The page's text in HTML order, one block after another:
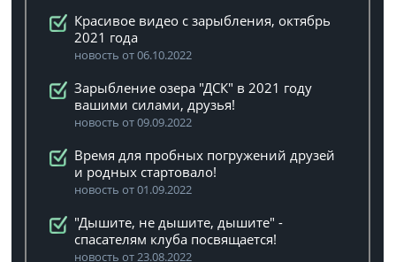
Красивое видео с зарыбления, октябрь
2021 года
новость от 06.10.2022
Зарыбление озера "ДСК" в 2021 году
вашими силами, друзья!
новость от 09.09.2022
Время для пробных погружений друзей
и родных стартовало!
новость от 01.09.2022
"Дышите, не дышите, дышите" -
спасателям клуба посвящается!
новость от 23.08.2022